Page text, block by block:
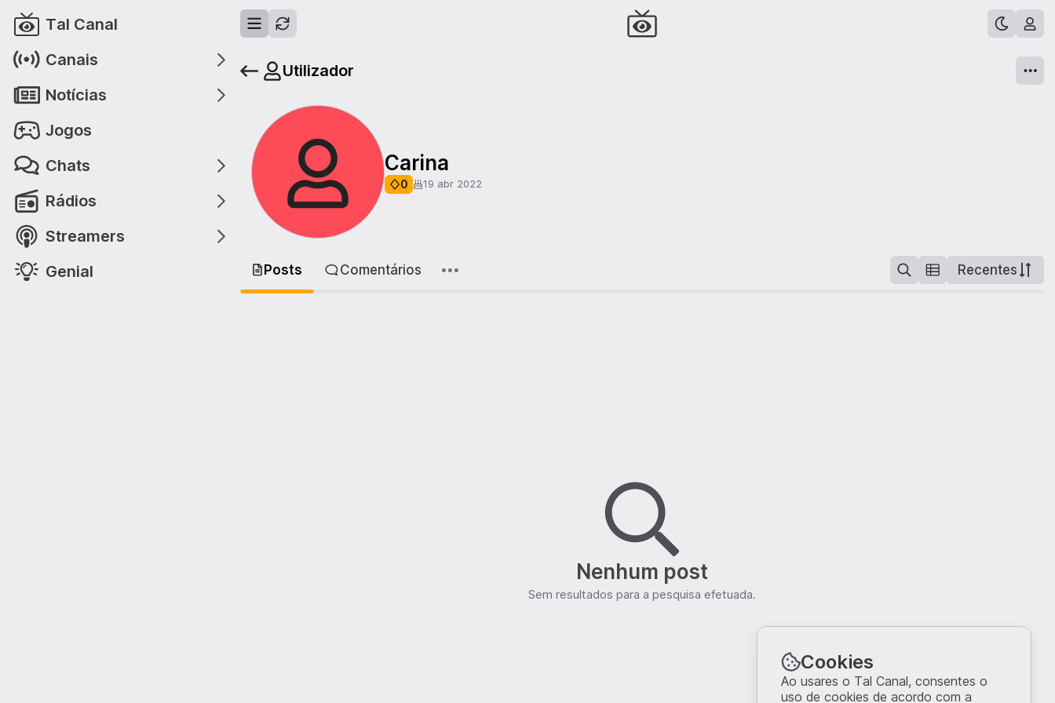
Tal Canal
Canais
Notícias
Jogos
Chats
Rádios
Streamers
Genial
Utilizador
Carina
0 19 abr 2022
Posts Comentários Recentes
Nenhum post
Sem resultados para a pesquisa efetuada.
Cookies
Ao usares o Tal Canal, consentes o
uso de cookies de acordo com a